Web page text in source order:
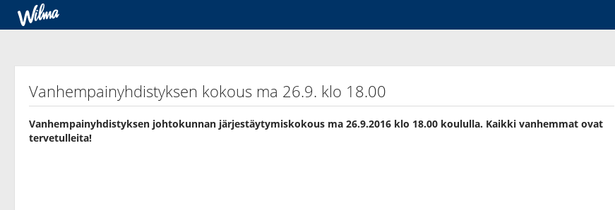
Vanhempainyhdistyksen kokous ma 26.9. klo 18.00
Vanhempainyhdistyksen johtokunnan järjestäytymiskokous ma 26.9.2016 klo 18.00 koululla. Kaikki vanhemmat ovat
tervetulleita!